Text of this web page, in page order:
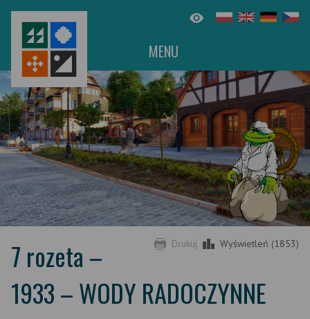
MENU
Drukuj Wyświetleń (1853)
7 rozeta –
1933 – WODY RADOCZYNNE